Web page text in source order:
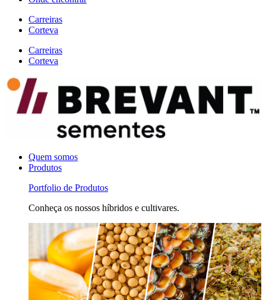
Carreiras
Corteva
Carreiras
Corteva
Quem somos
Produtos
Portfolio de Produtos
Conheça os nossos híbridos e cultivares.